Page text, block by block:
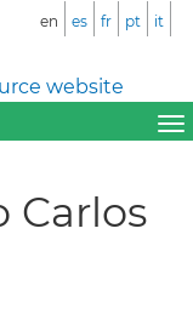
website
en es fr pt it
Carlos